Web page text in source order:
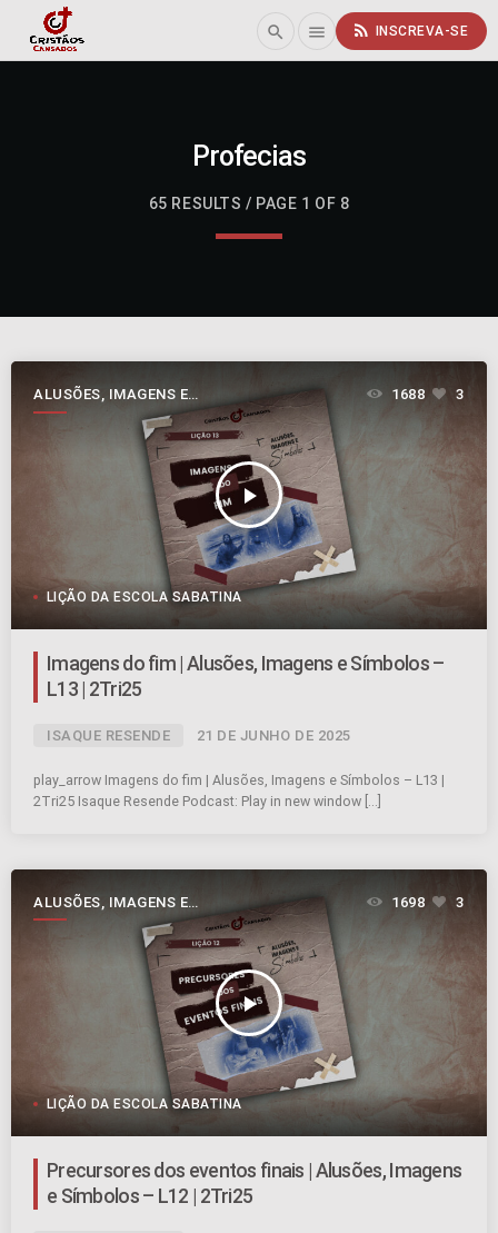
search menu rss_feed INSCREVA-SE
Profecias
65 RESULTS / PAGE 1 OF 8
ALUSÕES, IMAGENS E
SÍMBOLOS
play_arrow
1688 3
LIÇÃO DA ESCOLA SABATINA
Imagens do fim | Alusões, Imagens e Símbolos –
L13 | 2Tri25
ISAQUE RESENDE 21 DE JUNHO DE 2025
play_arrow Imagens do fim | Alusões, Imagens e Símbolos – L13 |
2Tri25 Isaque Resende Podcast: Play in new window […]
ALUSÕES, IMAGENS E
SÍMBOLOS
play_arrow
1698 3
LIÇÃO DA ESCOLA SABATINA
Precursores dos eventos finais | Alusões, Imagens
e Símbolos – L12 | 2Tri25